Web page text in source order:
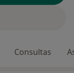
Consultas